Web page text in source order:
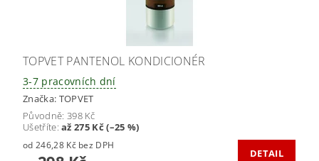
TOPVET PANTENOL KONDICIONÉR
3-7 pracovních dní
Značka: TOPVET
Původně: 398 Kč
Ušetříte:až 275 Kč (–25 %)
od 246,28 Kč bez DPH
DETAIL